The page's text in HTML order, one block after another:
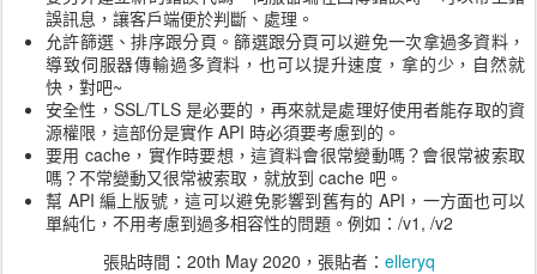
誤訊息，讓客戶端便於判斷、處理。
允許篩選、排序跟分頁。篩選跟分頁可以避免一次拿過多資料，
導致伺服器傳輸過多資料，也可以提升速度，拿的少，自然就
快，對吧~
安全性，SSL/TLS 是必要的，再來就是處理好使用者能存取的資
源權限，這部份是實作 API 時必須要考慮到的。
要用 cache，實作時要想，這資料會很常變動嗎？會很常被索取
嗎？不常變動又很常被索取，就放到 cache 吧。
幫 API 編上版號，這可以避免影響到舊有的 API，一方面也可以
單純化，不用考慮到過多相容性的問題。例如：/v1, /v2
張貼時間： 20th May 2020 ，張貼者： elleryq